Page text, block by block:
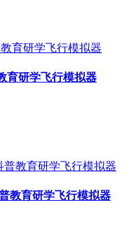
育研学飞行模拟器
教育研学飞行模拟器